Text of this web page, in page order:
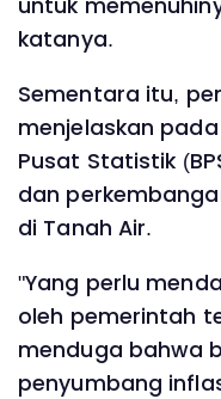
untuk
katanya.
Sementara itu,
menjelaskan
Pusat Statistik
dan
di Tanah Air.
"Yang perlu
oleh pemerintah
menduga bahwa
penyumbang